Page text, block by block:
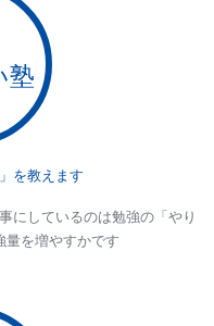
塾
を教えます
にしているのは勉強の「やり
量を増やすかです